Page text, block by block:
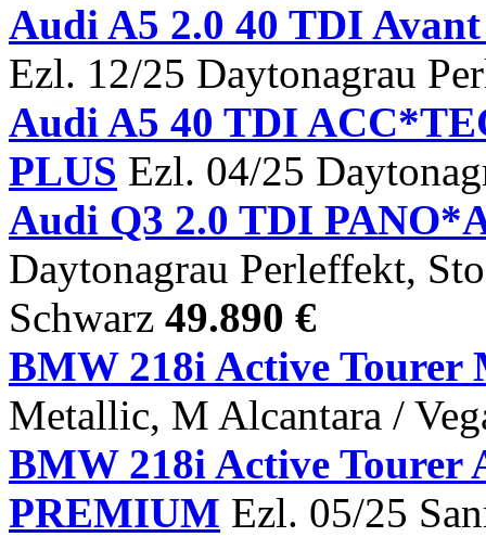
Audi A5 2.0 40 TDI
Ezl. 12/25 Daytonagrau
Audi A5 40 TDI
PLUS Ezl. 04/25
Audi Q3 2.0 TDI
Daytonagrau Perleffekt,
Schwarz 49.890 €
BMW 218i Active Tourer
Metallic, M Alcantara /
BMW 218i Active
PREMIUM Ezl. 05/25